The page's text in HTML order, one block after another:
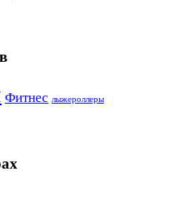
Фитнес лыжероллеры